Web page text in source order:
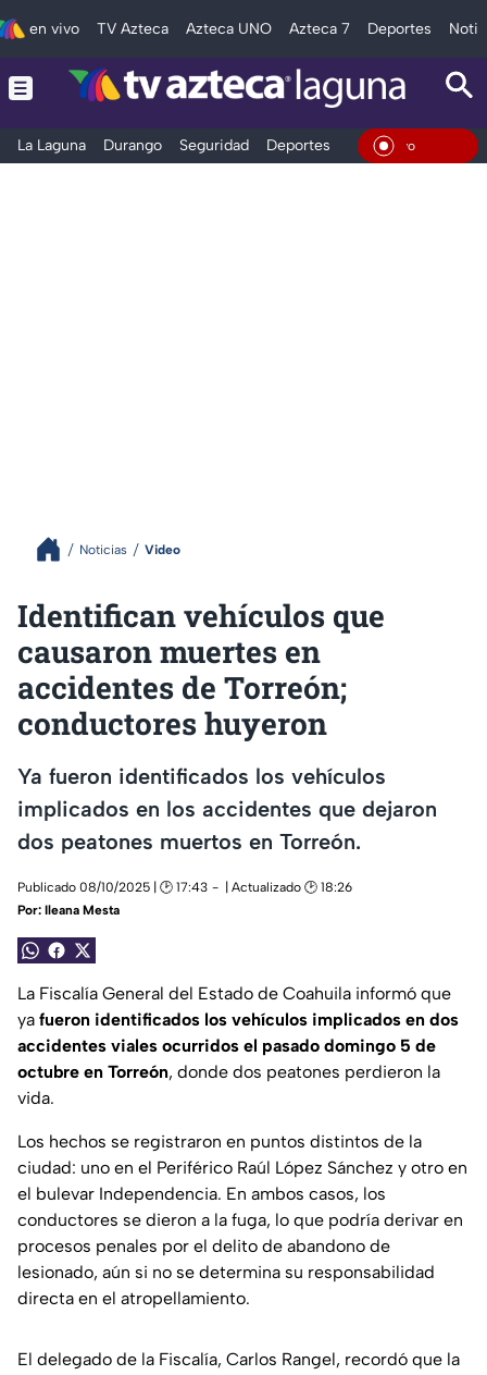
en vivo TV Azteca Azteca UNO Azteca 7 Deportes
La Laguna Durango Seguridad Deportes EntretenimientoEn
Noticias Video
Identifican vehículos que
causaron muertes en
accidentes de Torreón;
conductores huyeron
Ya fueron identificados los vehículos
implicados en los accidentes que dejaron
dos peatones muertos en Torreón.
Publicado 08/10/2025 | 🕑 17:43
| Actualizado 🕑 18:26
Por: Ileana Mesta
La Fiscalía General del Estado de Coahuila informó que
ya fueron identificados los vehículos implicados en dos
accidentes viales ocurridos el pasado domingo 5 de
octubre en Torreón, donde dos peatones perdieron la
vida.
Los hechos se registraron en puntos distintos de la
ciudad: uno en el Periférico Raúl López Sánchez y otro en
el bulevar Independencia. En ambos casos, los
conductores se dieron a la fuga, lo que podría derivar en
procesos penales por el delito de abandono de
lesionado, aún si no se determina su responsabilidad
directa en el atropellamiento.
El delegado de la Fiscalía, Carlos Rangel, recordó que la